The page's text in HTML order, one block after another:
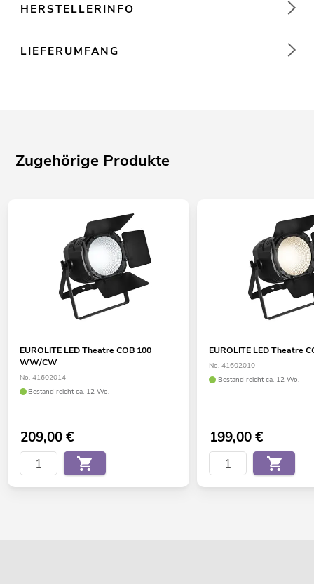
HERSTELLERINFO
LIEFERUMFANG
Zugehörige Produkte
EUROLITE LED Theatre COB 100
WW/CW
No. 41602014
Bestand reicht ca. 12 Wo.
209,00€
EUROLITE LED Theatre
No. 41602010
Bestand reicht ca. 12 Wo.
199,00€